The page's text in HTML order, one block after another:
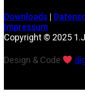
Downloads |
Impressum
Copyright © 2025
Design & Code